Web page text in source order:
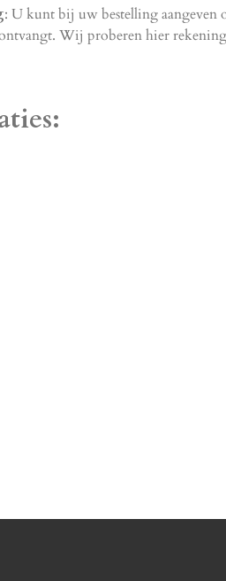
: U kunt bij uw bestelling aangeven
Wij proberen hier rekening